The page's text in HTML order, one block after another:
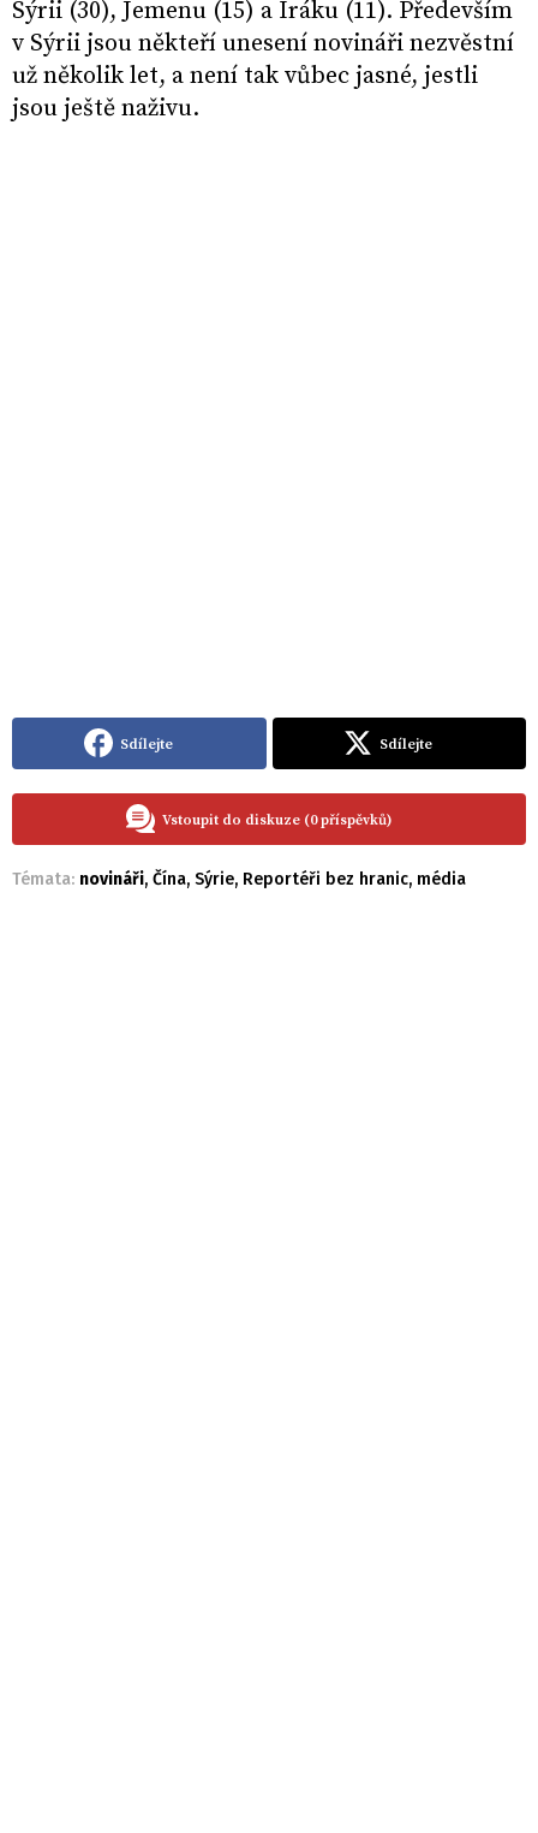
Sýrii (30), Jemenu (15) a Iráku (11). Především
v Sýrii jsou někteří unesení novináři nezvěstní
už několik let, a není tak vůbec jasné, jestli
jsou ještě naživu.
Sdílejte Sdílejte
Vstoupit do diskuze (0 příspěvků)
Témata: novináři, Čína, Sýrie, Reportéři bez hranic, média